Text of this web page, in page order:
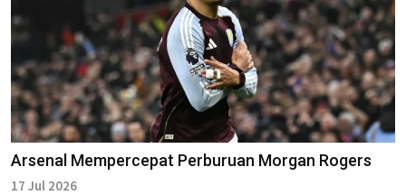
Arsenal Mempercepat Perburuan Morgan Rogers
17 Jul 2026